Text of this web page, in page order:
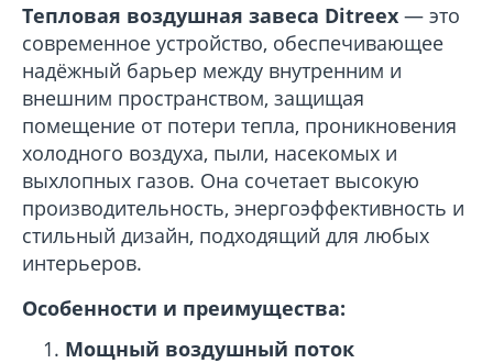
Тепловая воздушная завеса Ditreex — это
современное устройство, обеспечивающее
надёжный барьер между внутренним и
внешним пространством, защищая
помещение от потери тепла, проникновения
холодного воздуха, пыли, насекомых и
выхлопных газов. Она сочетает высокую
производительность, энергоэффективность и
стильный дизайн, подходящий для любых
интерьеров.
Особенности и преимущества:
Мощный воздушный поток